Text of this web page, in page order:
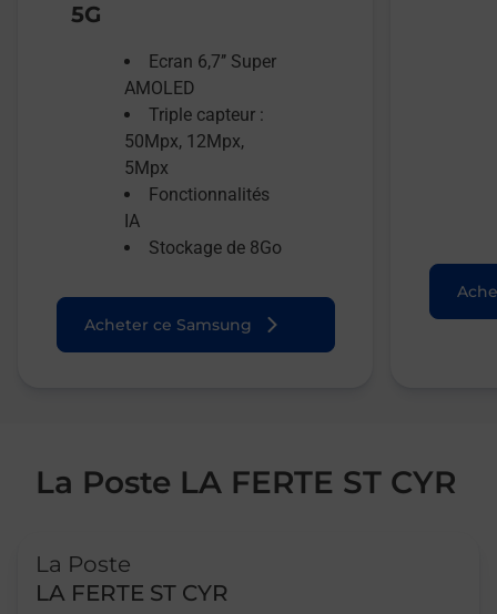
5G
Ecran 6,7’’ Super
AMOLED
Triple capteur :
50Mpx, 12Mpx,
5Mpx
Fonctionnalités
IA
Stockage de 8Go
Acheter ce Samsung
La Poste LA FERTE ST CYR
La Poste
LA FERTE ST CYR